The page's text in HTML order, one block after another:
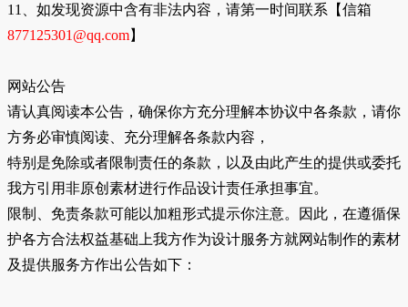
11、如发现资源中含有非法内容，请第一时间联系【信箱
877125301@qq.com】
网站公告
请认真阅读本公告，确保你方充分理解本协议中各条款，请你
方务必审慎阅读、充分理解各条款内容，
特别是免除或者限制责任的条款，以及由此产生的提供或委托
我方引用非原创素材进行作品设计责任承担事宜。
限制、免责条款可能以加粗形式提示你注意。因此，在遵循保
护各方合法权益基础上我方作为设计服务方就网站制作的素材
及提供服务方作出公告如下：